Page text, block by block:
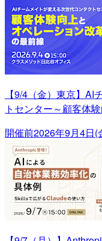
【9/4（金）東京】
トセンター～顧客体
開催前2026年9月4日(